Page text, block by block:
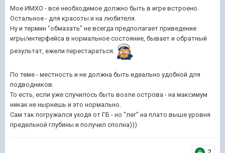
Мое ИМХО - все необходимое должно быть в игре встроено.
Остальное - для красоты и на любителя.
Ну и термин "обмазать" не всегда предполагает приведение
игры/интерфейса в нормальное состояние, бывает и обратный
результат, ежели перестараться.
По теме - местность и не должна быть идеально удобной для
подводников.
То есть, если уже случилось быть возле острова - на максимум
никак не нырнешь и это нормально.
Сам так погружался уходя от ГБ - но "лег" на плато выше уровня
предельной глубины и получил сполна)))